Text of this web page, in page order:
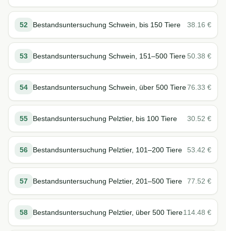
52 Bestandsuntersuchung Schwein, bis 150 Tiere 38.16 €
53 Bestandsuntersuchung Schwein, 151–500 Tiere 50.38 €
54 Bestandsuntersuchung Schwein, über 500 Tiere76.33 €
55 Bestandsuntersuchung Pelztier, bis 100 Tiere 30.52 €
56 Bestandsuntersuchung Pelztier, 101–200 Tiere 53.42 €
57 Bestandsuntersuchung Pelztier, 201–500 Tiere 77.52 €
58 Bestandsuntersuchung Pelztier, über 500 Tiere114.48 €